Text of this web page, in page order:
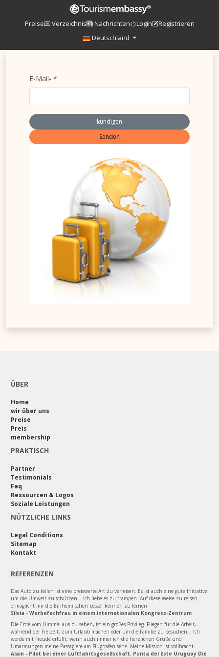
Preise Verzeichnis Nachrichten Login
Registrieren
Deutschland
E-Mail- *
kündigen
ÜBER
Home
wir über uns
Preise
Preis
membership
PRAKTISCH
Partner
Testimonials
Faq
Ressourcen & Logos
Soziale Leistungen
NÜTZLICHE LINKS
Legal Conditions
Sitemap
Kontakt
REFERENZEN
Das Auto zu teilen ist eine preiswerte Art zu verreisen. Es ist auch eine gute Initiative
um die Umwelt zu schützen... Ich liebe es zu trampen. Auf diese Weise zu reisen
ermöglicht mir die Einheimischen besser kennen zu lernen.
Silvia - Werbefachfrau in einem internationalen Kongress-Zentrum
Die Erde vom Himmel aus zu sehen, ist ein großes Privileg. Fliegen für die Arbeit,
während der Freizeit, zum Urlaub machen oder um die Familie zu besuchen... Ich
werde mit Freude erfüllt, wann auch immer ich die herzlichen Grüße und
Umarmungen meine Passagiere am Flughafen sehe. Meine Mission ist vollbracht.
Alain - Pilot bei einer Luftfahrtsgesellschaft. Punta del Este Uruguay Die